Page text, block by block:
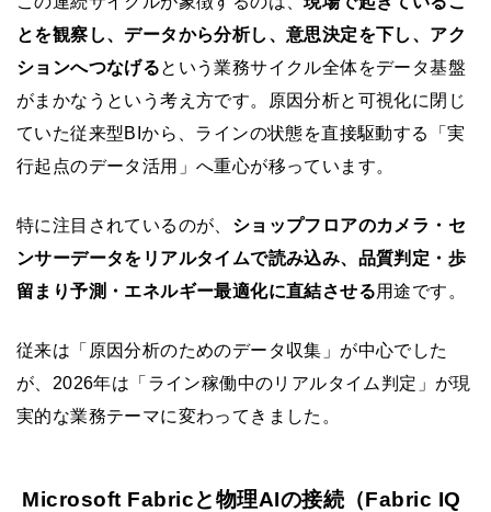
とを観察し、データから分析し、意思決定を下し、アク
ションへつなげるという業務サイクル全体をデータ基盤
がまかなうという考え方です。原因分析と可視化に閉じ
ていた従来型BIから、ラインの状態を直接駆動する「実
行起点のデータ活用」へ重心が移っています。
特に注目されているのが、 ショップフロアのカメラ・セ
ンサーデータをリアルタイムで読み込み、品質判定・歩
留まり予測・エネルギー最適化に直結させる用途です。
従来は「原因分析のためのデータ収集」が中心でした
が、2026年は「ライン稼働中のリアルタイム判定」が現
実的な業務テーマに変わってきました。
Microsoft Fabricと物理AIの接続（Fabric IQ